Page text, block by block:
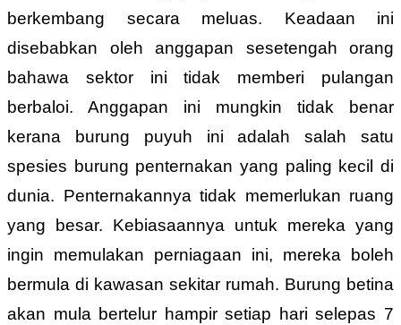
berkembang secara meluas. Keadaan ini
disebabkan oleh anggapan sesetengah orang
bahawa sektor ini tidak memberi pulangan
berbaloi. Anggapan ini mungkin tidak benar
kerana burung puyuh ini adalah salah satu
spesies burung penternakan yang paling kecil di
dunia. Penternakannya tidak memerlukan ruang
yang besar. Kebiasaannya untuk mereka yang
ingin memulakan perniagaan ini, mereka boleh
bermula di kawasan sekitar rumah. Burung betina
akan mula bertelur hampir setiap hari selepas 7